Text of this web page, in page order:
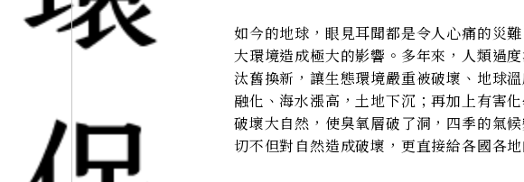
如今的地球，眼見耳聞都是令人心痛的災
大環境造成極大的影響。多年來，人類過
汰舊換新，讓生態環境嚴重被破壞、地球
融化、海水漲高，土地下沉；再加上有害
破壞大自然，使臭氧層破了洞，四季的氣
切不但對自然造成破壞，更直接給各國各